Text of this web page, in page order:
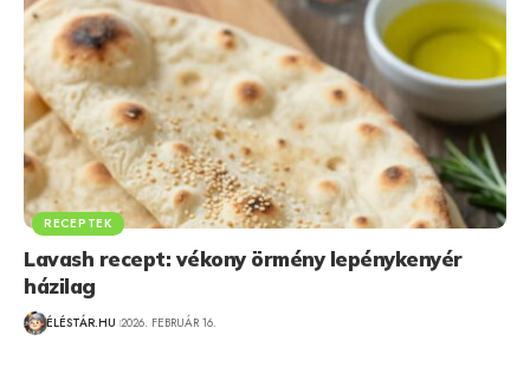
RECEPTEK
Lavash recept: vékony örmény lepénykenyér
házilag
ÉLÉSTÁR.HU 2026. FEBRUÁR 16.